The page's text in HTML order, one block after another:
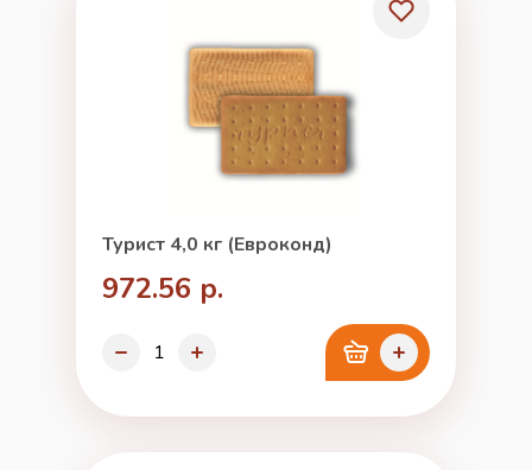
Турист 4,0 кг (Евроконд)
972.56 р.